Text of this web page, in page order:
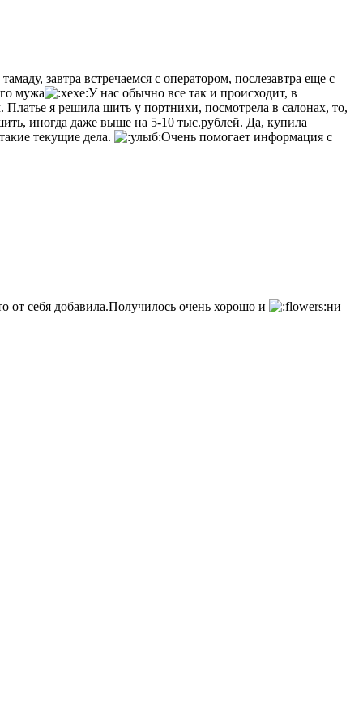
завтра встречаемся с оператором, послезавтра еще с
мужа
У нас обычно все так и происходит, в
я решила шить у портнихи, посмотрела в салонах, то,
иногда даже выше на 5-10 тыс.рублей. Да, купила
текущие дела.
Очень помогает информация с
от себя добавила.Получилось очень хорошо и
ни